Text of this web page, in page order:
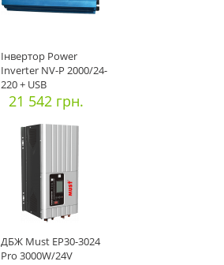
Інвертор Power
Inverter NV-P 2000/24-
220 + USB
21 542 грн.
ДБЖ Must EP30-3024
Pro 3000W/24V